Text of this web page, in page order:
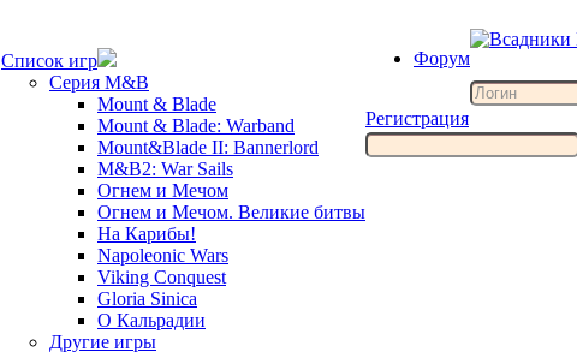
Список игр
Серия M&B
Mount & Blade
Mount & Blade: Warband
Mount&Blade II: Bannerlord
M&B2: War Sails
Огнем и Мечом
Огнем и Мечом. Великие битвы
На Карибы!
Napoleonic Wars
Viking Conquest
Gloria Sinica
О Кальрадии
Другие игры
Форум
Регистрация